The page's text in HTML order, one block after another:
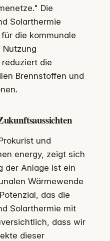
Die
Solarthermie
die kommunale
Nutzung
die
Brennstoffen und
und
energy, zeigt sich
der Anlage ist ein
Wärmewende
das die
Solarthermie mit
dass wir
dieser